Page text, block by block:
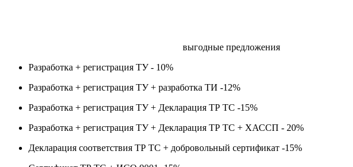
выгодные предложения
Разработка + регистрация ТУ - 10%
Разработка + регистрация ТУ + разработка ТИ -12%
Разработка + регистрация ТУ + Декларация ТР ТС -15%
Разработка + регистрация ТУ + Декларация ТР ТС + ХАССП - 20%
Декларация соответствия ТР ТС + добровольный сертификат -15%